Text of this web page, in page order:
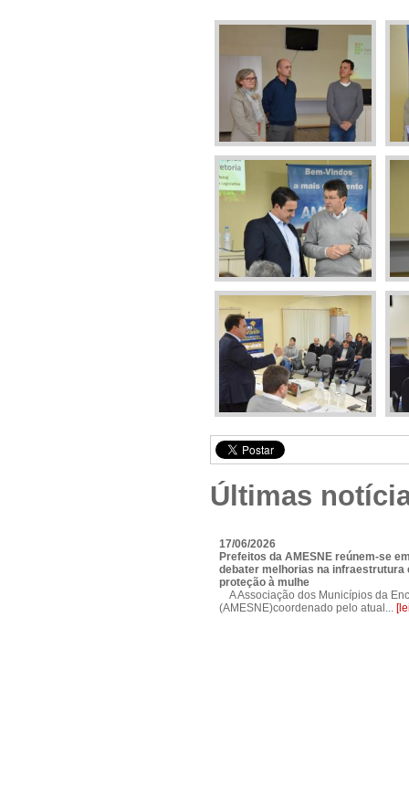
Últimas
17/06/2026
Prefeitos da AMESNE reúnem-se
debater melhorias na infraestrutura
proteção à mulhe
A Associação dos Municípios da
(AMESNE)coordenado pelo atual...